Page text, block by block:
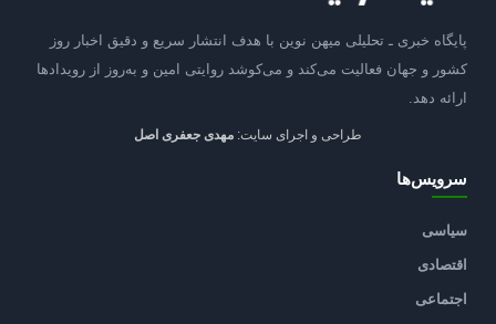
پایگاه خبری ـ تحلیلی میهن نوین با هدف انتشار سریع و دقیق اخبار روز
کشور و جهان فعالیت می‌کند و می‌کوشد روایتی امین و به‌روز از رویدادها
ارائه دهد.
طراحی و اجرای سایت: مهدی جعفری اصل
سرویس‌ها
سیاسی
اقتصادی
اجتماعی